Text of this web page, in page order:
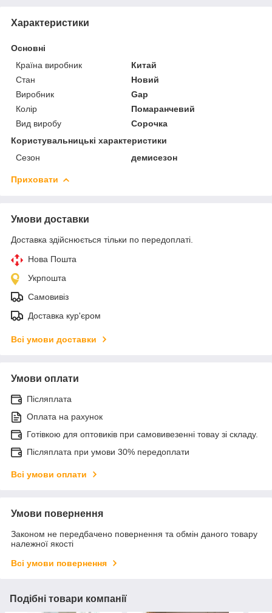
Характеристики
Основні
Країна виробник
Китай
Стан
Новий
Виробник
Gap
Колір
Помаранчевий
Вид виробу
Сорочка
Користувальницькі характеристики
Сезон
демисезон
Приховати
Умови доставки
Доставка здійснюється тільки по передоплаті.
Нова Пошта
Укрпошта
Самовивіз
Доставка кур'єром
Всі умови доставки
Умови оплати
Післяплата
Оплата на рахунок
Готівкою для оптовиків при самовивезенні товау зі складу.
Післяплата при умови 30% передоплати
Всі умови оплати
Умови повернення
Законом не передбачено повернення та обмін даного товару
належної якості
Всі умови повернення
Подібні товари компанії